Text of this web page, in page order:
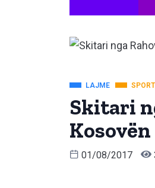
LAJME SPORT
Skitari
01/08/2017